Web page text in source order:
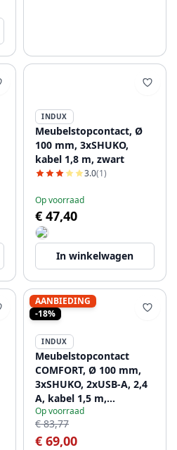
INDUX
Meubelstopcontact, Ø
100 mm, 3xSHUKO,
kabel 1,8 m, zwart
3.0(1)
Op voorraad
€ 47,40
In winkelwagen
AANBIEDING
-18%
INDUX
Meubelstopcontact
COMFORT, Ø 100 mm,
3xSHUKO, 2xUSB-A, 2,4
A, kabel 1,5 m,
aluminium
Op voorraad
€ 83,77
€ 69,00